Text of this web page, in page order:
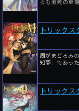
らも瀕死の重傷
トリックス
周がまどろみ
知夢」であった
トリックス